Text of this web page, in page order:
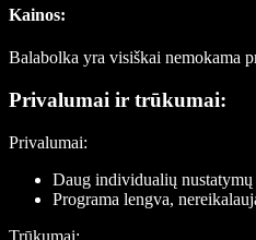
Kainos:
Balabolka yra visiškai nemokama
Privalumai ir trūkumai:
Privalumai:
Daug individualių
Programa lengva,
Trūkumai: